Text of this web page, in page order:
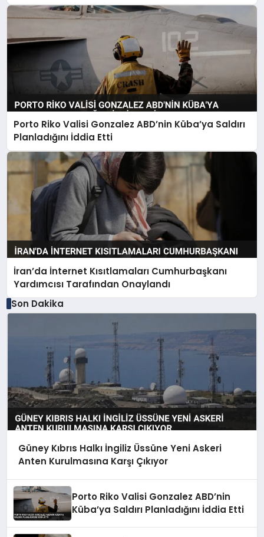
Porto Riko Valisi Gonzalez ABD’nin Küba’ya Saldırı
Planladığını İddia Etti
İran’da İnternet Kısıtlamaları Cumhurbaşkanı
Yardımcısı Tarafından Onaylandı
Son Dakika
Güney Kıbrıs Halkı İngiliz Üssüne Yeni Askeri
Anten Kurulmasına Karşı Çıkıyor
Porto Riko Valisi Gonzalez ABD’nin
Küba’ya Saldırı Planladığını İddia Etti